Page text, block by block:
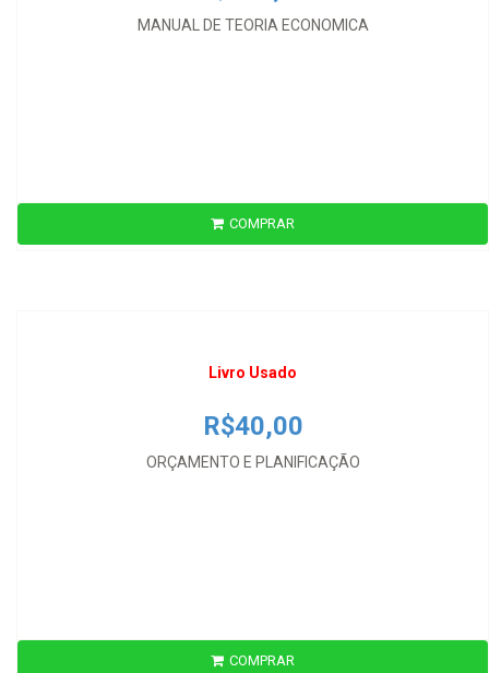
MANUAL DE TEORIA ECONOMICA
COMPRAR
Livro Usado
R$40,00
ORÇAMENTO E PLANIFICAÇÃO
Livro Usado
R$40,00
COMPRAR